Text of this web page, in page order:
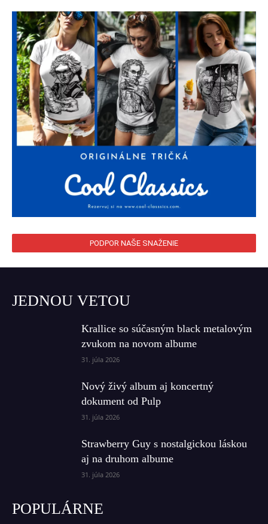
PODPOR NAŠE SNAŽENIE
JEDNOU VETOU
Krallice so súčasným black metalovým
zvukom na novom albume
31. júla 2026
Nový živý album aj koncertný
dokument od Pulp
31. júla 2026
Strawberry Guy s nostalgickou láskou
aj na druhom albume
31. júla 2026
POPULÁRNE